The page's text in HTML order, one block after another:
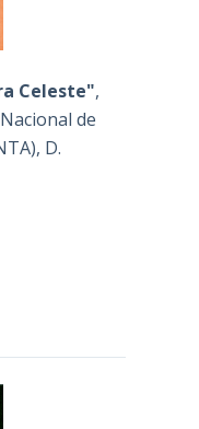
Celeste",
de
D.